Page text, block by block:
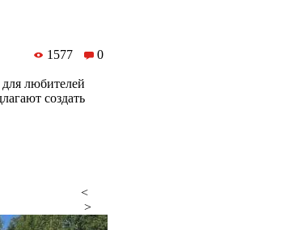
1577 0
любителей
создать
<
>